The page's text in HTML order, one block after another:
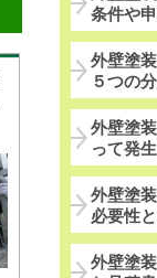
条件や
外壁塗
５つの
外壁塗
って発
外壁塗
必要性
外壁塗